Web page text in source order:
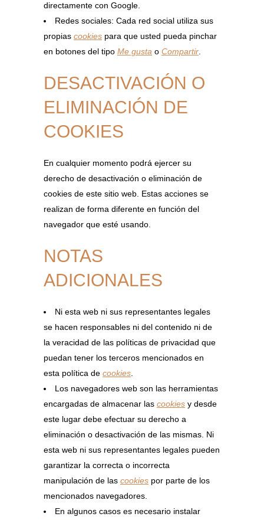
directamente con Google.
Redes sociales: Cada red social utiliza sus
propias cookies para que usted pueda pinchar
en botones del tipo Me gusta o Compartir
DESACTIVACIÓN O
ELIMINACIÓN DE
COOKIES
En cualquier momento podrá ejercer su
derecho de desactivación o eliminación de
cookies de este sitio web. Estas acciones se
realizan de forma diferente en función del
navegador que esté usando.
NOTAS
ADICIONALES
Ni esta web ni sus representantes legales
se hacen responsables ni del contenido ni de
la veracidad de las políticas de privacidad que
puedan tener los terceros mencionados en
esta política de cookies
Los navegadores web son las herramientas
encargadas de almacenar las cookies y desde
este lugar debe efectuar su derecho a
eliminación o desactivación de las mismas. Ni
esta web ni sus representantes legales pueden
garantizar la correcta o incorrecta
manipulación de las cookies por parte de los
mencionados navegadores.
En algunos casos es necesario instalar